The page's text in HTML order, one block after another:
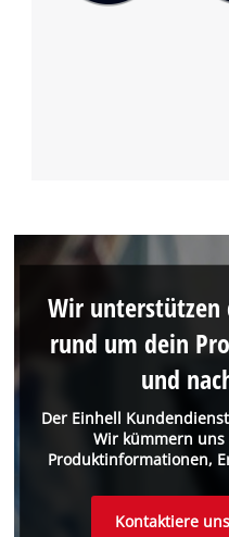
Der Einhell
Wir kümmern
Produktinformationen,
Wir unterstützen
rund um dein
und
Kontaktiere